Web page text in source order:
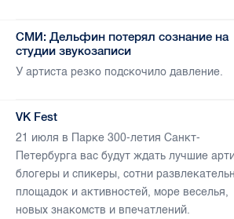
СМИ: Дельфин потерял сознание на
студии звукозаписи
У артиста резко подскочило давление.
VK Fest
21 июля в Парке 300-летия Санкт-
Петербурга вас будут ждать лучшие
блогеры и спикеры, сотни
площадок и активностей, море веселья,
новых знакомств и впечатлений.